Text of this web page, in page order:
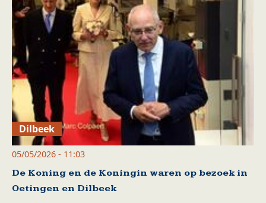
Dilbeek
05/05/2026 - 11:03
De Koning en de Koningin waren op bezoek in
Oetingen en Dilbeek